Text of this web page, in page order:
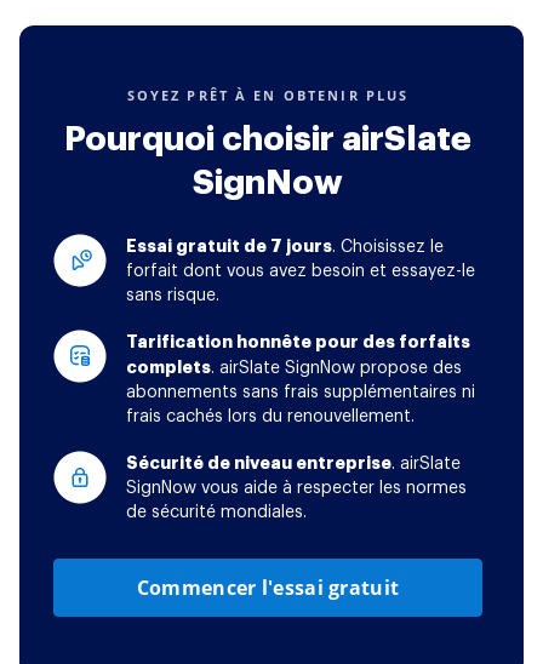
SOYEZ PRÊT À EN OBTENIR PLUS
Pourquoi choisir airSlate
SignNow
Essai gratuit de 7 jours. Choisissez le
forfait dont vous avez besoin et essayez-le
sans risque.
Tarification honnête pour des forfaits
complets. airSlate SignNow propose des
abonnements sans frais supplémentaires ni
frais cachés lors du renouvellement.
Sécurité de niveau entreprise. airSlate
SignNow vous aide à respecter les normes
de sécurité mondiales.
Commencer l'essai gratuit